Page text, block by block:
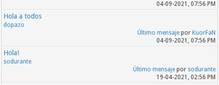
04-09-2021, 07:56 PM
Hola a todos
dopazo
Último mensajepor KuorFaN
04-09-2021, 07:56 PM
Hola!
sodurante
Último mensajepor sodurante
19-04-2021, 02:56 PM